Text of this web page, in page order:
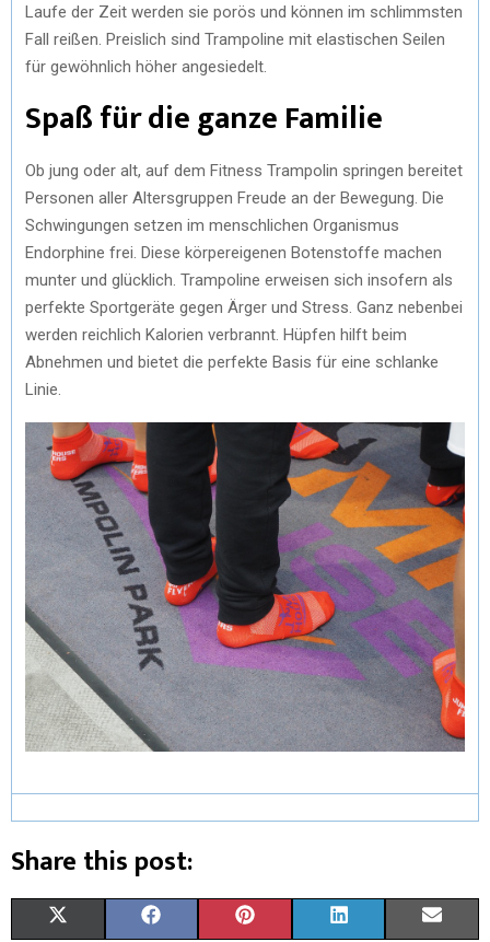
Laufe der Zeit werden sie porös und können im schlimmsten
Fall reißen. Preislich sind Trampoline mit elastischen Seilen
für gewöhnlich höher angesiedelt.
Spaß für die ganze Familie
Ob jung oder alt, auf dem Fitness Trampolin springen bereitet
Personen aller Altersgruppen Freude an der Bewegung. Die
Schwingungen setzen im menschlichen Organismus
Endorphine frei. Diese körpereigenen Botenstoffe machen
munter und glücklich. Trampoline erweisen sich insofern als
perfekte Sportgeräte gegen Ärger und Stress. Ganz nebenbei
werden reichlich Kalorien verbrannt. Hüpfen hilft beim
Abnehmen und bietet die perfekte Basis für eine schlanke
Linie.
Share this post: